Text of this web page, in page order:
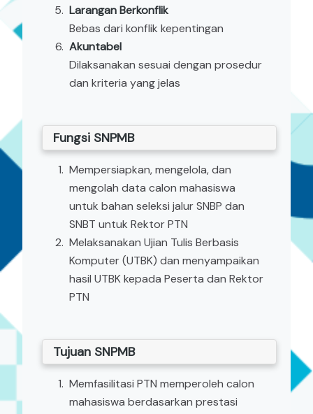
Larangan Berkonflik
Bebas dari konflik kepentingan
Akuntabel
Dilaksanakan sesuai dengan prosedur
dan kriteria yang jelas
Fungsi SNPMB
Mempersiapkan, mengelola, dan
mengolah data calon mahasiswa
untuk bahan seleksi jalur SNBP dan
SNBT untuk Rektor PTN
Melaksanakan Ujian Tulis Berbasis
Komputer (UTBK) dan menyampaikan
hasil UTBK kepada Peserta dan Rektor
PTN
Tujuan SNPMB
Memfasilitasi PTN memperoleh calon
mahasiswa berdasarkan prestasi